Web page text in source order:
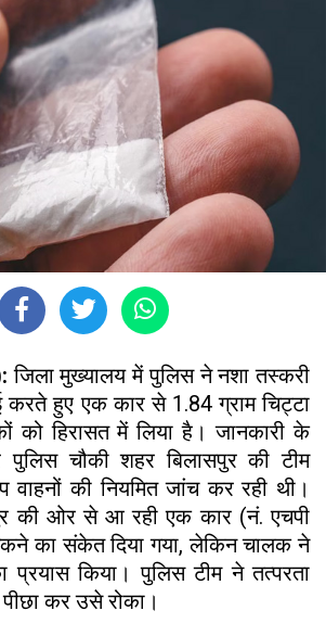
जिला मुख्यालय में पुलिस ने नशा तस्करी
करते हुए एक कार से 1.84 ग्राम चिट्टा
को हिरासत में लिया है। जानकारी के
पुलिस चौकी शहर बिलासपुर की टीम
वाहनों की नियमित जांच कर रही थी।
की ओर से आ रही एक कार (नं. एचपी
का संकेत दिया गया, लेकिन चालक ने
प्रयास किया। पुलिस टीम ने तत्परता
कर उसे रोका।